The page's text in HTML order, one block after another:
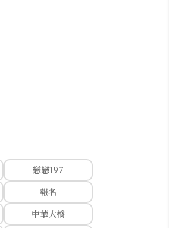
戀戀197
報名
中華大橋